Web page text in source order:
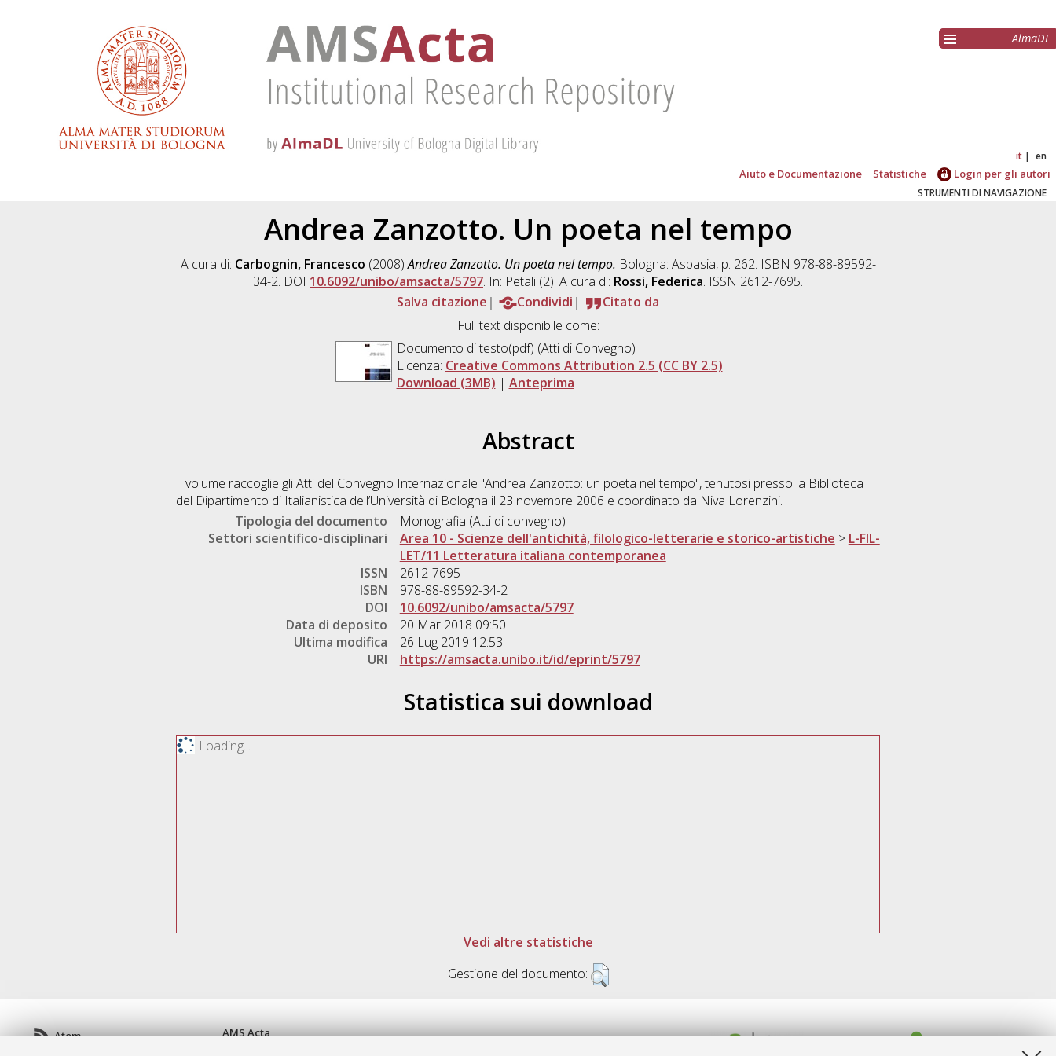
AlmaDL
it en
Aiuto e Documentazione Statistiche Login per gli autori
STRUMENTI DI NAVIGAZIONE
Andrea Zanzotto. Un poeta nel tempo
A cura di: Carbognin, Francesco (2008)Andrea Zanzotto. Un poeta nel tempo. Bologna: Aspasia, p. 262. ISBN 978-88-89592-
34-2. DOI 10.6092/unibo/amsacta/5797. In: Petali (2). A cura di: Rossi, Federica. ISSN 2612-7695.
Salva citazione
Condividi
Citato da
Full text disponibile come:
Documento di testo(pdf) (Atti di Convegno)
Licenza: Creative Commons Attribution 2.5 (CC BY 2.5)
Download (3MB) | Anteprima
Abstract
Il volume raccoglie gli Atti del Convegno Internazionale "Andrea Zanzotto: un poeta nel tempo", tenutosi presso la Biblioteca
del Dipartimento di Italianistica dell’Università di Bologna il 23 novembre 2006 e coordinato da Niva Lorenzini.
Tipologia del documento
Monografia (Atti di convegno)
Settori scientifico-disciplinari
Area 10 - Scienze dell'antichità, filologico-letterarie e storico-artistiche > L-FIL-
LET/11 Letteratura italiana contemporanea
ISSN
2612-7695
ISBN
978-88-89592-34-2
DOI
10.6092/unibo/amsacta/5797
Data di deposito
20 Mar 2018 09:50
Ultima modifica
26 Lug 2019 12:53
URI
https://amsacta.unibo.it/id/eprint/5797
Statistica sui download
Loading...
Vedi altre statistiche
Gestione del documento:
Atom
AMS Acta